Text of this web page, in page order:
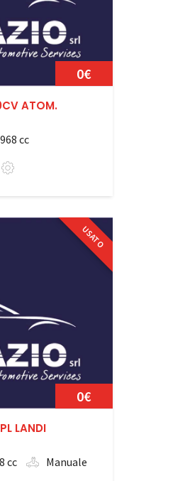
0€
ATOM.
cc
USATO
0€
LANDI
cc Manuale